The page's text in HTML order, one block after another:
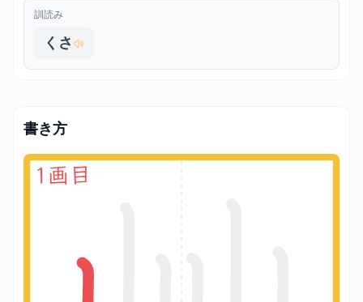
訓読み
くさ
書き方